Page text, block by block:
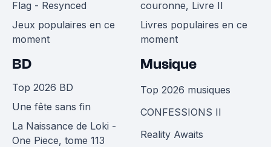
Flag - Resynced
Jeux populaires en ce
moment
couronne, Livre II
Livres populaires en ce
moment
BD
Top 2026 BD
Une fête sans fin
La Naissance de Loki -
One Piece, tome 113
Musique
Top 2026 musiques
CONFESSIONS II
Reality Awaits